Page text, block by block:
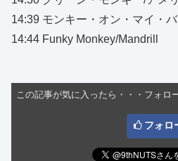
14:39 モンキー・オン・マイ・
14:44 Funky Monkey/Mandrill
この記事が気に入ったら・・・フォロ
フォロ